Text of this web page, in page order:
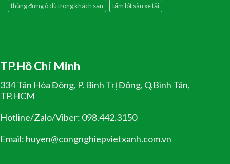
thùng đựng ô dù trong khách sạn
tấm lót sàn xe tải
TP.Hồ Chí Minh
334 Tân Hòa Đông, P. Bình Trị Đông, Q.Bình Tân,
TP.HCM
Hotline/Zalo/Viber: 098.442.3150
Email: huyen@congnghiepvietxanh.com.vn